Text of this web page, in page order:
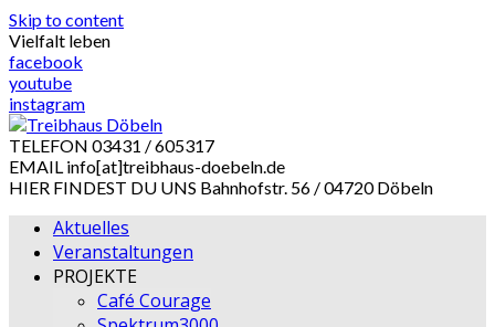
Skip to content
Vielfalt leben
facebook
youtube
instagram
TELEFON 03431 / 605317
EMAIL info[at]treibhaus-doebeln.de
HIER FINDEST DU UNS Bahnhofstr. 56 / 04720 Döbeln
Aktuelles
Veranstaltungen
PROJEKTE
Café Courage